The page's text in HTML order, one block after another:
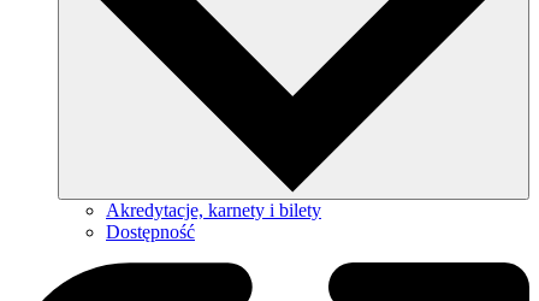
Akredytacje, karnety i bilety
Dostępność